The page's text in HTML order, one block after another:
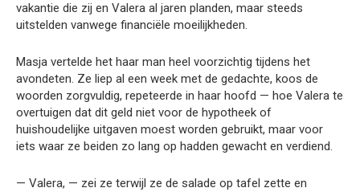
vakantie die zij en Valera al jaren planden, maar steeds
uitstelden vanwege financiële moeilijkheden.
Masja vertelde het haar man heel voorzichtig tijdens het
avondeten. Ze liep al een week met de gedachte, koos de
woorden zorgvuldig, repeteerde in haar hoofd — hoe Valera te
overtuigen dat dit geld niet voor de hypotheek of
huishoudelijke uitgaven moest worden gebruikt, maar voor
iets waar ze beiden zo lang op hadden gewacht en verdiend.
— Valera, — zei ze terwijl ze de salade op tafel zette en